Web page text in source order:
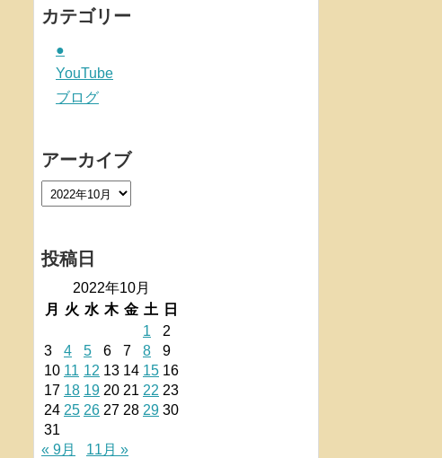
カテゴリー
●
YouTube
ブログ
アーカイブ
投稿日
2022年10月
月
火 水 木 金 土
日
1
2
3
4 5 6 7 8
9
10 11 12 13 14 15 16
17 18 19 20 21 22 23
24 25 26 27 28 29 30
31
« 9月
11月 »